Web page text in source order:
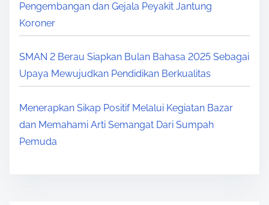
Pengembangan dan Gejala Peyakit Jantung
Koroner
SMAN 2 Berau Siapkan Bulan Bahasa 2025 Sebagai
Upaya Mewujudkan Pendidikan Berkualitas
Menerapkan Sikap Positif Melalui Kegiatan Bazar
dan Memahami Arti Semangat Dari Sumpah
Pemuda